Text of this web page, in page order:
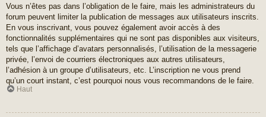
Vous n’êtes pas dans l’obligation de le faire, mais les administrateurs du
forum peuvent limiter la publication de messages aux utilisateurs inscrits.
En vous inscrivant, vous pouvez également avoir accès à des
fonctionnalités supplémentaires qui ne sont pas disponibles aux visiteurs,
tels que l’affichage d’avatars personnalisés, l’utilisation de la messagerie
privée, l’envoi de courriers électroniques aux autres utilisateurs,
l’adhésion à un groupe d’utilisateurs, etc. L’inscription ne vous prend
qu’un court instant, c’est pourquoi nous vous recommandons de le faire.
Haut